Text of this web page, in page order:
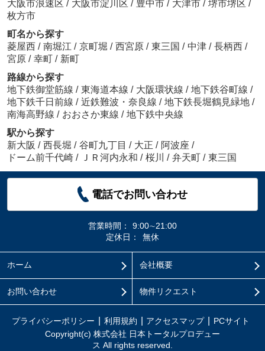
大阪市浪速区 / 大阪市淀川区 / 豊中市 / 大津市 / 堺市堺区 /
枚方市
町名から探す
菱屋西 / 南堀江 / 京町堀 / 西宮原 / 東三国 / 中津 / 長柄西 /
宮原 / 幸町 / 新町
路線から探す
地下鉄御堂筋線 / 東海道本線 / 大阪環状線 / 地下鉄谷町線 /
地下鉄千日前線 / 近鉄難波・奈良線 / 地下鉄長堀鶴見緑地 /
南海高野線 / おおさか東線 / 地下鉄中央線
駅から探す
新大阪 / 西長堀 / 谷町九丁目 / 大正 / 阿波座 /
ドーム前千代崎 / ＪＲ河内永和 / 桜川 / 弁天町 / 東三国
電話でお問い合わせ
営業時間：
9:00∼21:00
定休日：
無休
ホーム 会社概要
お問い合わせ 物件リクエスト
プライバシーポリシー 利用規約 アクセスマップ
PCサイト
Copyright(c) 株式会社 日本トータルプロデュー
ス All rights reserved.